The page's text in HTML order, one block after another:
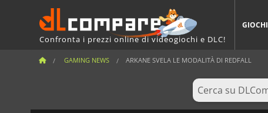
Confronta i prezzi online di videogiochi e DLC!
GIOCHI
GAMING NEWS ARKANE SVELA LE MODALITÀ DI REDFALL